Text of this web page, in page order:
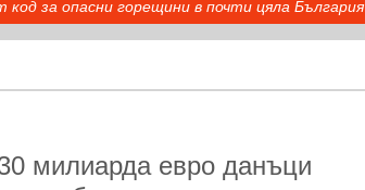
за опасни горещини в почти цяла България
милиарда евро данъци